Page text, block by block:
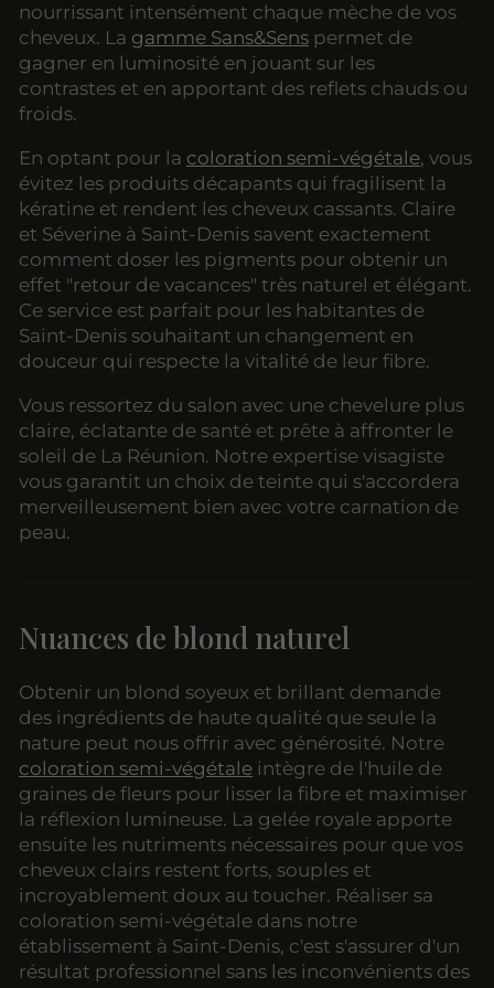
nourrissant intensément chaque mèche de vos
cheveux. La gamme Sans&Sens permet de
gagner en luminosité en jouant sur les
contrastes et en apportant des reflets chauds ou
froids.
En optant pour la coloration semi-végétale, vous
évitez les produits décapants qui fragilisent la
kératine et rendent les cheveux cassants. Claire
et Séverine à Saint-Denis savent exactement
comment doser les pigments pour obtenir un
effet "retour de vacances" très naturel et élégant.
Ce service est parfait pour les habitantes de
Saint-Denis souhaitant un changement en
douceur qui respecte la vitalité de leur fibre.
Vous ressortez du salon avec une chevelure plus
claire, éclatante de santé et prête à affronter le
soleil de La Réunion. Notre expertise visagiste
vous garantit un choix de teinte qui s'accordera
merveilleusement bien avec votre carnation de
peau.
Nuances de blond naturel
Obtenir un blond soyeux et brillant demande
des ingrédients de haute qualité que seule la
nature peut nous offrir avec générosité. Notre
coloration semi-végétale intègre de l'huile de
graines de fleurs pour lisser la fibre et maximiser
la réflexion lumineuse. La gelée royale apporte
ensuite les nutriments nécessaires pour que vos
cheveux clairs restent forts, souples et
incroyablement doux au toucher. Réaliser sa
coloration semi-végétale dans notre
établissement à Saint-Denis, c'est s'assurer d'un
résultat professionnel sans les inconvénients des